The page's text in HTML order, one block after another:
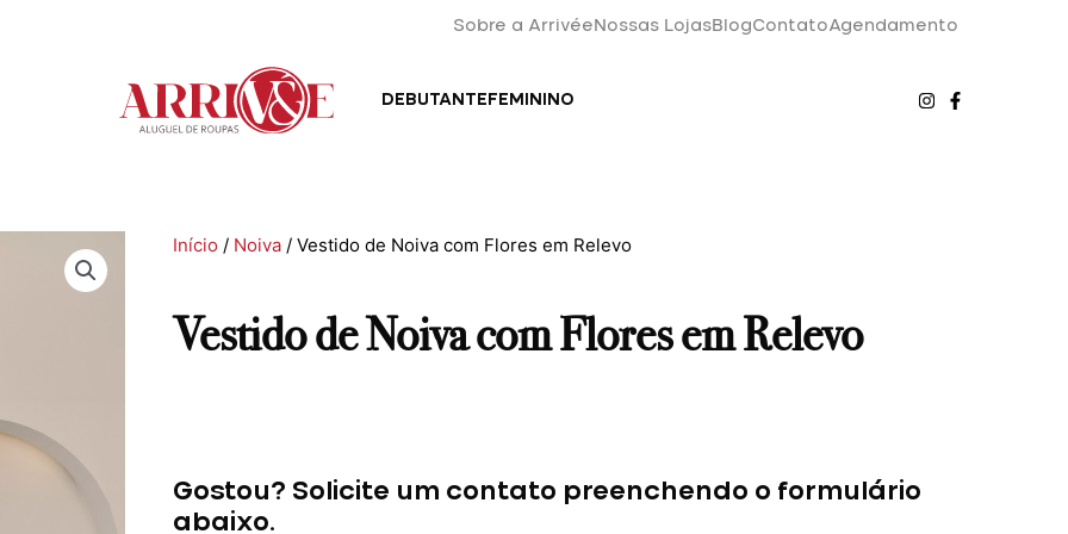
Sobre a Arrivée Nossas LojasBlogContatoAgendamento
DEBUTANTE FEMININO
Início / Noiva / Vestido de Noiva com Flores em Relevo
Vestido de Noiva com Flores em Relevo
Gostou? Solicite um contato preenchendo o formulário
abaixo.